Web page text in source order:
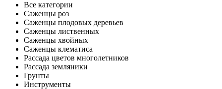
Все категории
Саженцы роз
Саженцы плодовых деревьев
Саженцы лиственных
Саженцы хвойных
Саженцы клематиса
Рассада цветов многолетников
Рассада земляники
Грунты
Инструменты